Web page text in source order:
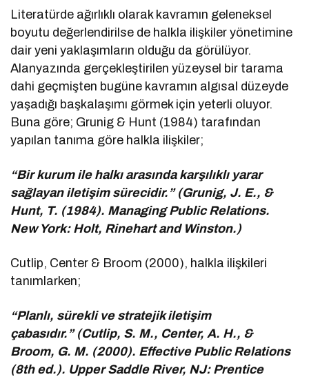
Literatürde ağırlıklı olarak kavramın geleneksel
boyutu değerlendirilse de halkla ilişkiler yönetimine
dair yeni yaklaşımların olduğu da görülüyor.
Alanyazında gerçekleştirilen yüzeysel bir tarama
dahi geçmişten bugüne kavramın algısal düzeyde
yaşadığı başkalaşımı görmek için yeterli oluyor.
Buna göre; Grunig & Hunt (1984) tarafından
yapılan tanıma göre halkla ilişkiler;
“Bir kurum ile halkı arasında karşılıklı yarar
sağlayan iletişim sürecidir.” (Grunig, J. E., &
Hunt, T. (1984). Managing Public Relations.
New York: Holt, Rinehart and Winston.)
Cutlip, Center & Broom (2000), halkla ilişkileri
tanımlarken;
“Planlı, sürekli ve stratejik iletişim
çabasıdır.” (Cutlip, S. M., Center, A. H., &
Broom, G. M. (2000). Effective Public Relations
(8th ed.). Upper Saddle River, NJ: Prentice